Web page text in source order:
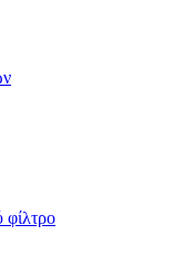
φίλτρο